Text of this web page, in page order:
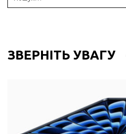
ЗВЕРНІТЬ УВАГУ